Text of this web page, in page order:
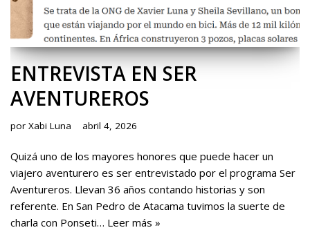
ENTREVISTA EN SER
AVENTUREROS
por Xabi Luna abril 4, 2026
Quizá uno de los mayores honores que puede hacer un
viajero aventurero es ser entrevistado por el programa Ser
Aventureros. Llevan 36 años contando historias y son
referente. En San Pedro de Atacama tuvimos la suerte de
charla con Ponseti… Leer más »